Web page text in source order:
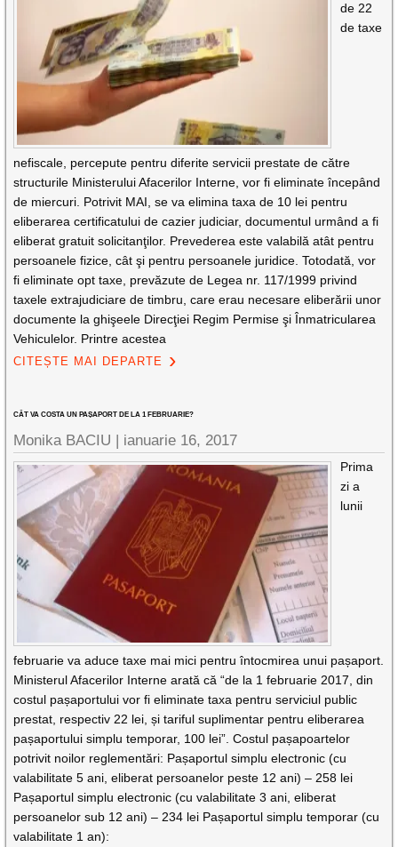
de 22
de taxe
nefiscale, percepute pentru diferite servicii prestate de către
structurile Ministerului Afacerilor Interne, vor fi eliminate începând
de miercuri. Potrivit MAI, se va elimina taxa de 10 lei pentru
eliberarea certificatului de cazier judiciar, documentul urmând a fi
eliberat gratuit solicitanţilor. Prevederea este valabilă atât pentru
persoanele fizice, cât şi pentru persoanele juridice. Totodată, vor
fi eliminate opt taxe, prevăzute de Legea nr. 117/1999 privind
taxele extrajudiciare de timbru, care erau necesare eliberării unor
documente la ghişeele Direcţiei Regim Permise şi Înmatricularea
Vehiculelor. Printre acestea
CITEȘTE MAI DEPARTE
CÂT VA COSTA UN PAȘAPORT DE LA 1 FEBRUARIE?
Monika BACIU | ianuarie 16, 2017
Prima
zi a
lunii
februarie va aduce taxe mai mici pentru întocmirea unui pașaport.
Ministerul Afacerilor Interne arată că “de la 1 februarie 2017, din
costul pașaportului vor fi eliminate taxa pentru serviciul public
prestat, respectiv 22 lei, și tariful suplimentar pentru eliberarea
pașaportului simplu temporar, 100 lei”. Costul pașapoartelor
potrivit noilor reglementări: Pașaportul simplu electronic (cu
valabilitate 5 ani, eliberat persoanelor peste 12 ani) – 258 lei
Pașaportul simplu electronic (cu valabilitate 3 ani, eliberat
persoanelor sub 12 ani) – 234 lei Pașaportul simplu temporar (cu
valabilitate 1 an):